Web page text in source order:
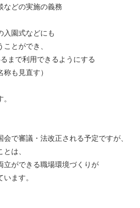
どの実施の義務
入園式などにも
とができ、
まで利用できるようにする
も見直す）
で審議・法改正される予定ですが、
は、
立ができる職場環境づくりが
ます。